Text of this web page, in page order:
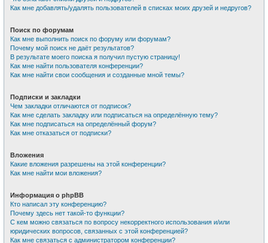
Как мне добавлять/удалять пользователей в списках моих друзей и недругов?
Поиск по форумам
Как мне выполнить поиск по форуму или форумам?
Почему мой поиск не даёт результатов?
В результате моего поиска я получил пустую страницу!
Как мне найти пользователя конференции?
Как мне найти свои сообщения и созданные мной темы?
Подписки и закладки
Чем закладки отличаются от подписок?
Как мне сделать закладку или подписаться на определённую тему?
Как мне подписаться на определённый форум?
Как мне отказаться от подписки?
Вложения
Какие вложения разрешены на этой конференции?
Как мне найти мои вложения?
Информация о phpBB
Кто написал эту конференцию?
Почему здесь нет такой-то функции?
С кем можно связаться по вопросу некорректного использования и/или
юридических вопросов, связанных с этой конференцией?
Как мне связаться с администратором конференции?